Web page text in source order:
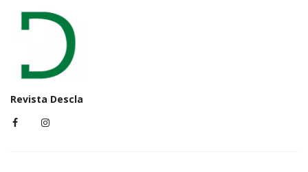
Revista Descla